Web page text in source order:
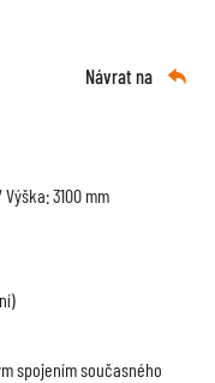
Návrat na 
3100 mm
spojením současného